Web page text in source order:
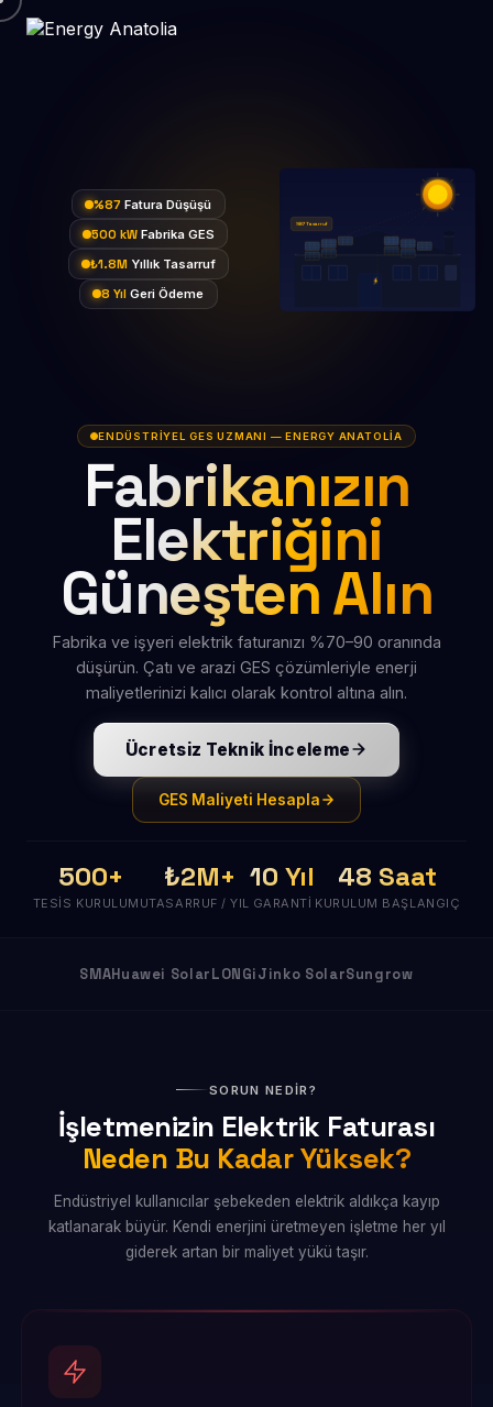
ENDÜSTRIYEL GES UZMANI — ENERGY ANATOLIA
Fabrikanızın
Elektriğini
Güneşten Alın
Fabrika ve işyeri elektrik faturanızı %70–90 oranında
düşürün. Çatı ve arazi GES çözümleriyle enerji
maliyetlerinizi kalıcı olarak kontrol altına alın.
Ücretsiz Teknik İnceleme
GES Maliyeti Hesapla
500+
TESIS KURULUMU
₺2M+
TASARRUF / YIL
10 Yıl
GARANTI
48 Saat
KURULUM BAŞLANGIÇ
%87 Fatura Düşüşü
500 kWFabrika GES
₺1.8M Yıllık Tasarruf
8 Yıl Geri Ödeme
%87 Tasarruf
SMAHuawei SolarLONGiJinko SolarSungrow
SORUN NEDİR?
İşletmenizin Elektrik Faturası
Neden Bu Kadar Yüksek?
Endüstriyel kullanıcılar şebekeden elektrik aldıkça kayıp
katlanarak büyür. Kendi enerjini üretmeyen işletme her yıl
giderek artan bir maliyet yükü taşır.